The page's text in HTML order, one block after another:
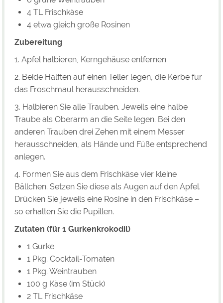
4 TL Frischkäse
4 etwa gleich große Rosinen
Zubereitung
1. Apfel halbieren, Kerngehäuse entfernen
2. Beide Hälften auf einen Teller legen, die Kerbe für
das Froschmaul herausschneiden.
3. Halbieren Sie alle Trauben. Jeweils eine halbe
Traube als Oberarm an die Seite legen. Bei den
anderen Trauben drei Zehen mit einem Messer
herausschneiden, als Hände und Füße entsprechend
anlegen.
4. Formen Sie aus dem Frischkäse vier kleine
Bällchen. Setzen Sie diese als Augen auf den Apfel.
Drücken Sie jeweils eine Rosine in den Frischkäse –
so erhalten Sie die Pupillen.
Zutaten (für 1 Gurkenkrokodil)
1 Gurke
1 Pkg. Cocktail-Tomaten
1 Pkg. Weintrauben
100 g Käse (im Stück)
2 TL Frischkäse